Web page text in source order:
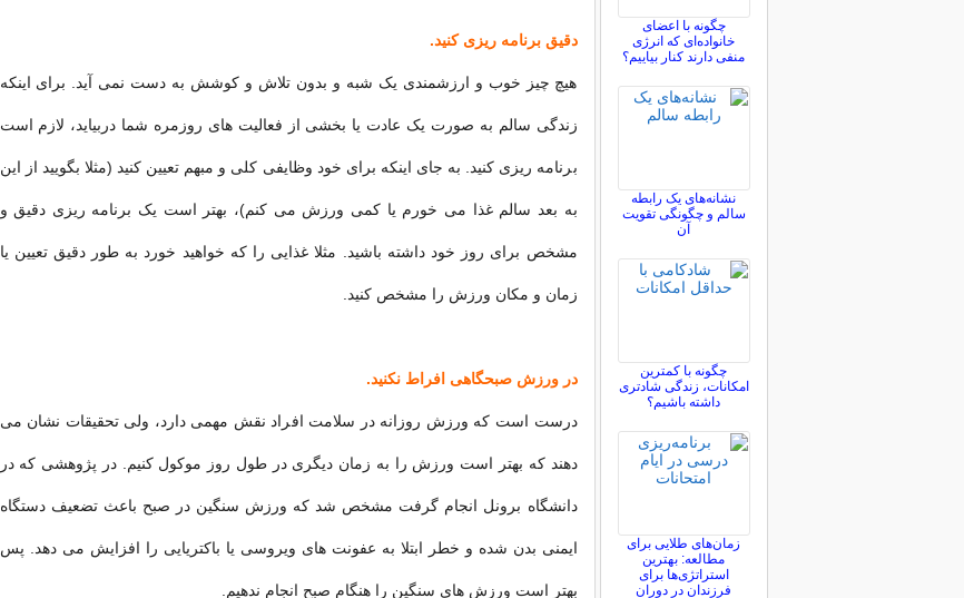
دقیق برنامه ریزی کنید.
هیچ چیز خوب و ارزشمندی یک شبه و بدون تلاش و کوشش به دست نمی آید. برای اینکه
زندگی سالم به صورت یک عادت یا بخشی از فعالیت های روزمره شما دربیاید، لازم است
برنامه ریزی کنید. به جای اینکه برای خود وظایفی کلی و مبهم تعیین کنید (مثلا بگویید از این
به بعد سالم غذا می خورم یا کمی ورزش می کنم)، بهتر است یک برنامه ریزی دقیق و
مشخص برای روز خود داشته باشید. مثلا غذایی را که خواهید خورد به طور دقیق تعیین یا
زمان و مکان ورزش را مشخص کنید.
در ورزش صبحگاهی افراط نکنید.
درست است که ورزش روزانه در سلامت افراد نقش مهمی دارد، ولی تحقیقات نشان می
دهند که بهتر است ورزش را به زمان دیگری در طول روز موکول کنیم. در پژوهشی که در
دانشگاه برونل انجام گرفت مشخص شد که ورزش سنگین در صبح باعث تضعیف دستگاه
ایمنی بدن شده و خطر ابتلا به عفونت های ویروسی یا باکتریایی را افزایش می دهد. پس
بهتر است ورزش های سنگین را هنگام صبح انجام ندهیم.
چگونه با اعضای
خانواده‌ای که انرژی
منفی دارند کنار بیاییم؟
نشانه‌های یک رابطه
سالم و چگونگی تقویت
آن
چگونه با کمترین
امکانات، زندگی شادتری
داشته باشیم؟
زمان‌های طلایی برای
مطالعه: بهترین
استراتژی‌ها برای
فرزندان در دوران